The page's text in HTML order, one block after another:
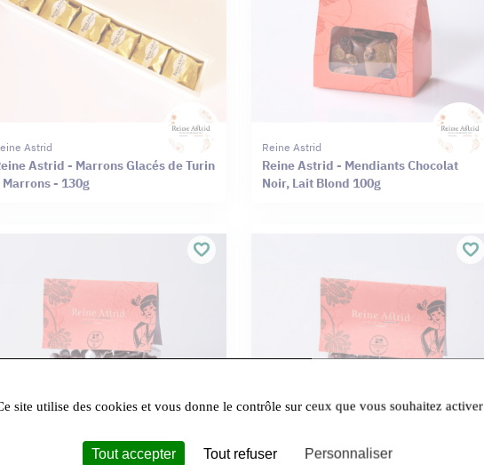
Astrid
Astrid - Marrons Glacés de Turin
Marrons - 130g
Reine Astrid
Reine Astrid - Mendiants Chocolat
Noir, Lait Blond 100g
site utilise des cookies et vous donne le contrôle sur ceux que vous souhaitez activer
Tout accepter Tout refuser Personnaliser